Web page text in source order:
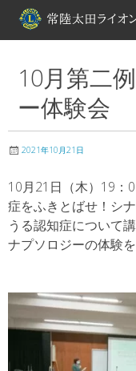
10月第二
ー体験会
2021年10月21日
10月21日（木）19：
症をふきとばせ！シ
うる認知症について
ナプソロジーの体験を